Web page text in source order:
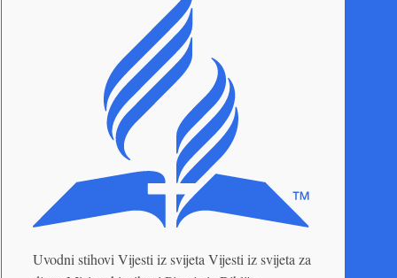
Uvodni stihovi Vijesti iz svijeta Vijesti iz svijeta za